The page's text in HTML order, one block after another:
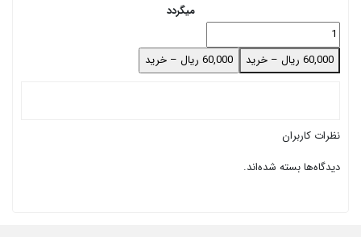
میگردد
60,000 ریال – خرید
نظرات کاربران
دیدگاه‌ها بسته شده‌اند.